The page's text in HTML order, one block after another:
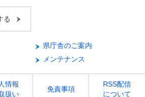
る
県庁舎のご案内
メンテナンス
情報
扱い
免責事項
RSS配信
について